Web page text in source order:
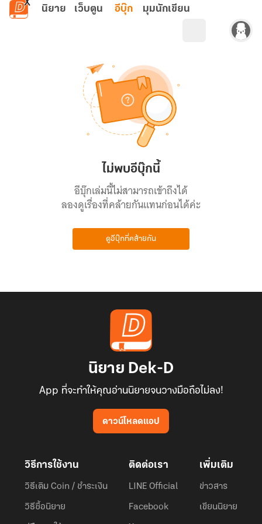
ข้ามไปยังเนื้อหาหลัก
นิยาย เว็บตูน อีบุ๊ก มุมนักเขียน
ไม่พบอีบุ๊กนี้
อีบุ๊กเล่มนี้ไม่สามารถเข้าถึงได้
ลองดูเรื่องที่คล้ายกันแทนก่อนได้ค่ะ
ดูอีบุ๊กที่คล้ายกัน
นิยาย Dek-D
App ที่จะทำให้คุณอ่านนิยายจนวางมือถือไม่ลง!
ดาวน์โหลดแอป
วิธีการใช้งาน
วิธีเติม Coin / ชำระเงิน
วิธีซื้อนิยาย
ติดต่อเรา
LINE Official
Facebook
เพิ่มเติม
ข่าวสาร
เขียนนิยาย